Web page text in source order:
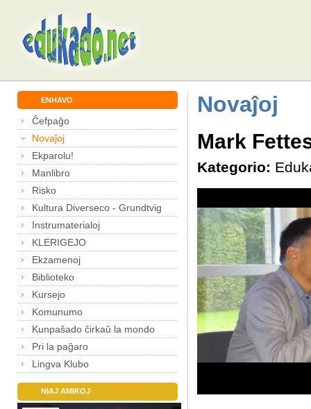
ENHAVO
Ĉefpaĝo
Novaĵoj
Ekparolu!
Manlibro
Risko
Kultura Diverseco - Grundtvig
Instrumaterialoj
KLERIGEJO
Ekzamenoj
Biblioteko
Kursejo
Komunumo
Kunpaŝado ĉirkaŭ la mondo
Pri la paĝaro
Lingva Klubo
NIAJ AMIKOJ
Novaĵoj
Mark
Kategorio: